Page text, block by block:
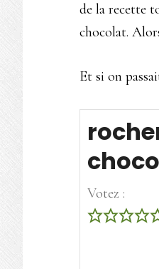
de la recette
chocolat.
Et si on
Votez :